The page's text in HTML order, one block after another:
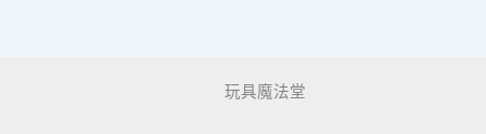
玩具魔法堂